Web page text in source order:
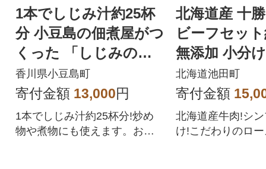
1本でしじみ汁約25杯
分 小豆島の佃煮屋がつ
くった 「しじみの恵
み」3本
香川県小豆島町
寄付金額 13,000円
1本でしじみ汁約25杯分!炒め
物や煮物にも使えます。お手
北海道産 十
ビーフセッ
無添加 小分
011-11-1】
北海道池田町
寄付金額
北海道産牛肉!シ
け!こだわりのロ